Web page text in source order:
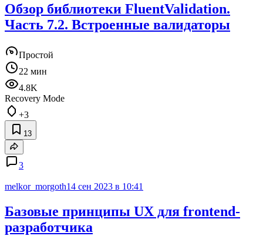
Обзор библиотеки FluentValidation.
Часть 7.2. Встроенные валидаторы
Простой
22 мин
4.8K
Recovery Mode
+3
13
3
melkor_morgoth14 сен 2023 в 10:41
Базовые принципы UX для frontend-
разработчика